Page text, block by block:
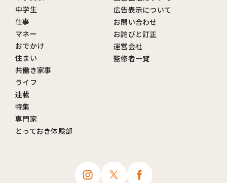
中学生
仕事
マネー
おでかけ
住まい
共働き家事
ライフ
連載
特集
専門家
とっておき体験部
広告表示について
お問い合わせ
お詫びと訂正
運営会社
監修者一覧